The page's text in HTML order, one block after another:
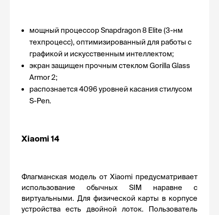
мощный процессор Snapdragon 8 Elite (3-нм
техпроцесс), оптимизированный для работы с
графикой и искусственным интеллектом;
экран защищен прочным стеклом Gorilla Glass
Armor 2;
распознается 4096 уровней касания стилусом
S-Pen.
Xiaomi 14
Флагманская модель от Xiaomi предусматривает
использование обычных SIM наравне с
виртуальными. Для физической карты в корпусе
устройства есть двойной лоток. Пользователь